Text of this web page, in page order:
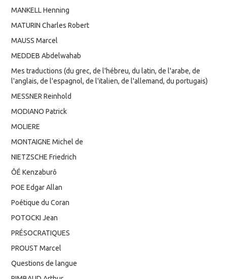
MANKELL Henning
MATURIN Charles Robert
MAUSS Marcel
MEDDEB Abdelwahab
Mes traductions (du grec, de l'hébreu, du latin, de l'arabe, de
l'anglais, de l'espagnol, de l'italien, de l'allemand, du portugais)
MESSNER Reinhold
MODIANO Patrick
MOLIERE
MONTAIGNE Michel de
NIETZSCHE Friedrich
ÔÉ Kenzaburô
POE Edgar Allan
Poétique du Coran
POTOCKI Jean
PRÉSOCRATIQUES
PROUST Marcel
Questions de langue